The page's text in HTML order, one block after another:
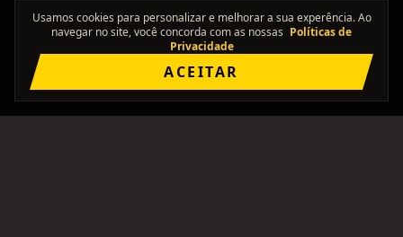
Usamos cookies para personalizar e melhorar a sua experência. Ao
navegar no site, você concorda com as nossas Políticas de
Privacidade
ACEITAR